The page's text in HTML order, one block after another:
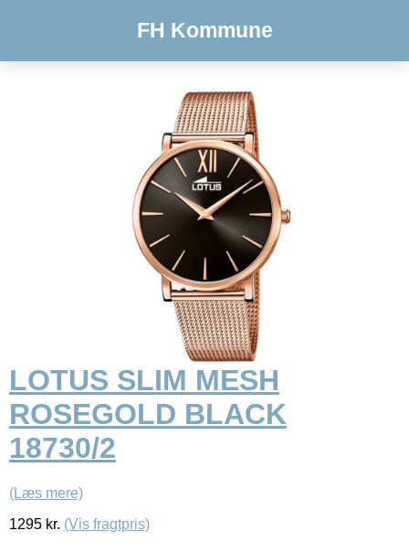
FH Kommune
LOTUS SLIM MESH
ROSEGOLD BLACK
18730/2
(Læs mere)
1295 kr. (Vis fragtpris)